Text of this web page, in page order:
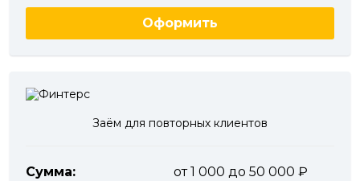
Оформить
Заём для повторных клиентов
Сумма:
от 1 000 до 50 000